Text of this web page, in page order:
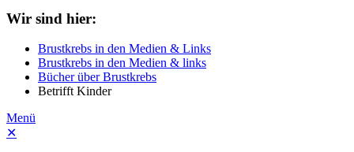
Wir sind hier:
Brustkrebs in den Medien & Links
Brustkrebs in den Medien & links
Bücher über Brustkrebs
Betrifft Kinder
Menü
✕